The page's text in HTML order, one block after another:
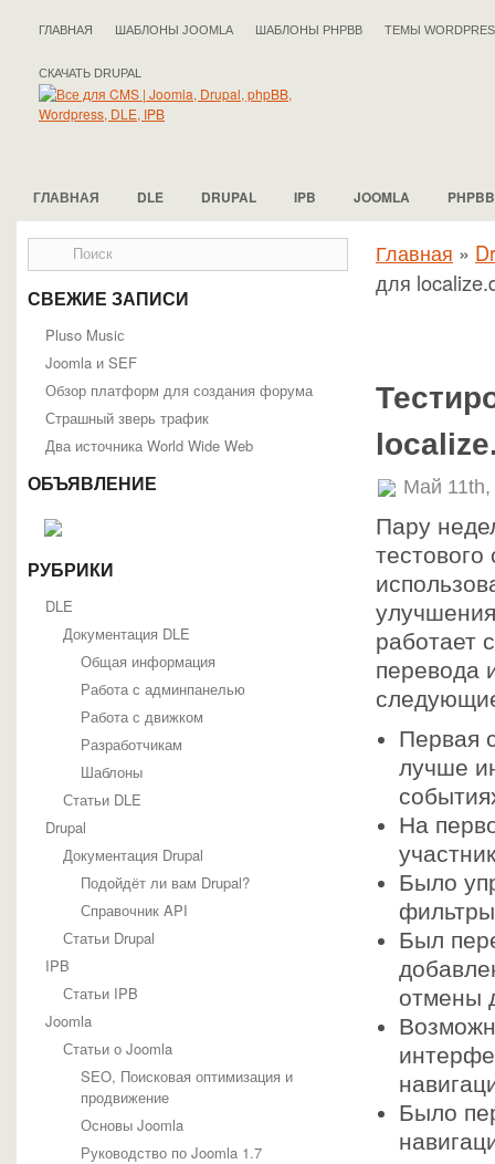
ГЛАВНАЯ ШАБЛОНЫ JOOMLA ШАБЛОНЫ PHPBB ТЕМЫ
СКАЧАТЬ DRUPAL
ГЛАВНАЯ DLE DRUPAL IPB JOOMLA PHPBB
СВЕЖИЕ ЗАПИСИ
Pluso Musiс
Joomla и SEF
Обзор платформ для создания форума
Страшный зверь трафик
Два источника World Wide Web
ОБЪЯВЛЕНИЕ
РУБРИКИ
DLE
Документация DLE
Общая информация
Работа с админпанелью
Работа с движком
Разработчикам
Шаблоны
Статьи DLE
Drupal
Документация Drupal
Подойдёт ли вам Drupal?
Справочник API
Статьи Drupal
IPB
Статьи IPB
Joomla
Статьи о Joomla
SEO, Поисковая оптимизация и
продвижение
Основы Joomla
Руководство по Joomla 1.7
Главная »
для
Май
Пару
работает
перевода
Первая
лучше
На
Было
Был
отмены
Было